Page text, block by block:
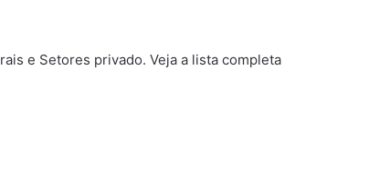
e Setores privado. Veja a lista completa